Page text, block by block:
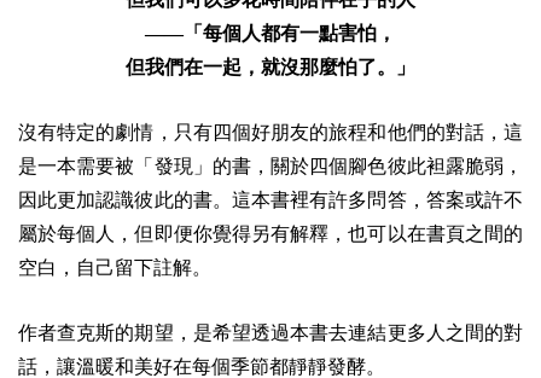
——「每個人都有一點害怕，
但我們在一起，就沒那麼怕了。」​
沒有特定的劇情，只有四個好朋友的旅程和他們的對話，這
是一本需要被「發現」的書，關於四個腳色彼此袒露脆弱，
因此更加認識彼此的書。這本書裡有許多問答，答案或許不
屬於每個人，但即便你覺得另有解釋，也可以在書頁之間的
空白，自己留下註解。
作者查克斯的期望，是希望透過本書去連結更多人之間的對
話，讓溫暖和美好在每個季節都靜靜發酵。